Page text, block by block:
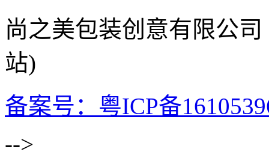
尚之美包装创意有限公
站)
备案号：粤ICP备
-->